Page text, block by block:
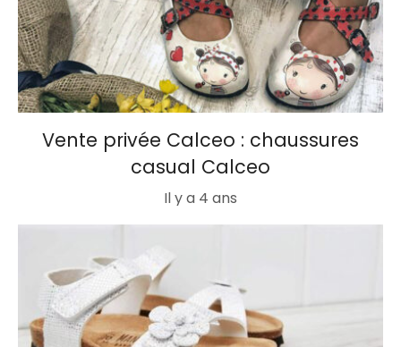
Vente privée Calceo : chaussures
casual Calceo
Il y a 4 ans